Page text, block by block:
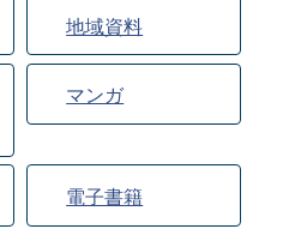
地域資料
マンガ
電子書籍